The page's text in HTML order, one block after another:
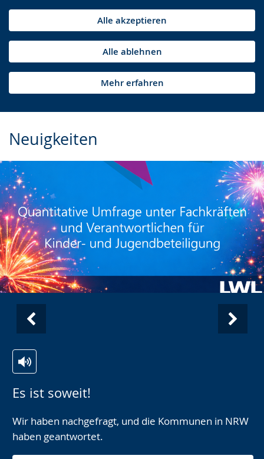
Alle akzeptieren
Alle ablehnen
Mehr erfahren
Neuigkeiten
Es ist soweit!
Wir haben nachgefragt, und die Kommunen in NRW
haben geantwortet.
Ansicht:
Neuigkeiten
(7
7)
7)